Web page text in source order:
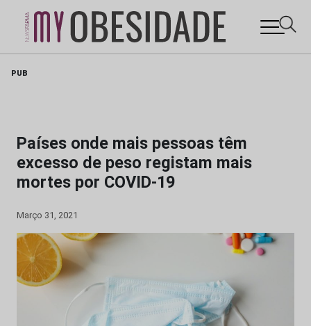
PUB
Países onde mais pessoas têm
excesso de peso registam mais
mortes por COVID-19
Março 31, 2021